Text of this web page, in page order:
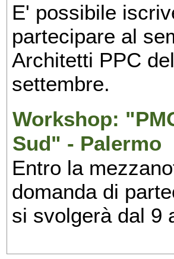
E' possibile
partecipare al
Architetti PPC
settembre.
Workshop:
Sud" - Palermo
Entro la
domanda di
si svolgerà dal 9